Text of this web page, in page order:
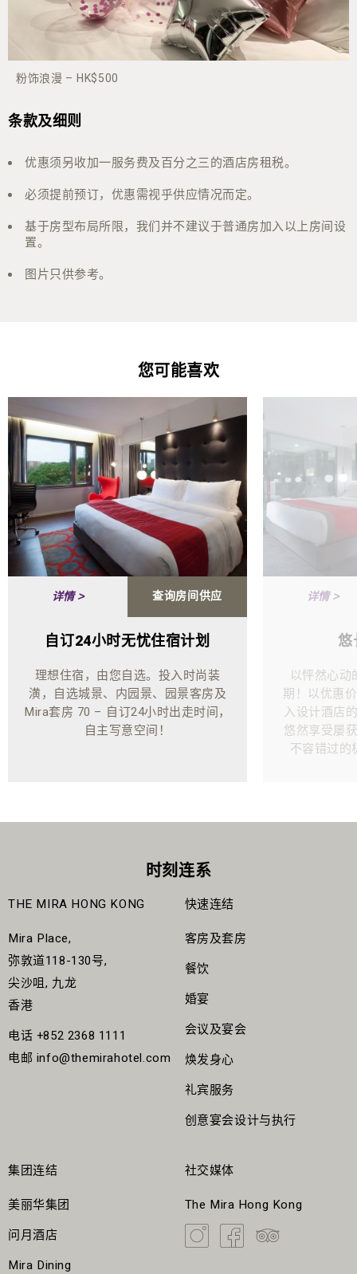
粉饰浪漫 – HK$500
条款及细则
优惠须另收加一服务费及百分之三的酒店房租税。
必须提前预订，优惠需视乎供应情况而定。
基于房型布局所限，我们并不建议于普通房加入以上房间设
置。
图片只供参考。
您可能喜欢
详情 > 查询房间供应
自订24小时无忧住宿计划
理想住宿，由您自选。投入时尚装
潢，自选城景、内园景、园景客房及
Mira套房 70 – 自订24小时出走时间，
自主写意空间！
详情 >
悠
以怦然心
期！以优惠
入设计酒店
悠然享受屡
不容错过的
时刻连系
THE MIRA HONG KONG
Mira Place,
弥敦道118-130号,
尖沙咀, 九龙
香港
电话 +852 2368 1111
电邮 info@themirahotel.com
集团连结
美丽华集团
问月酒店
Mira Dining
快速连结
客房及套房
餐饮
婚宴
会议及宴会
焕发身心
礼宾服务
创意宴会设计与执行
社交媒体
The Mira Hong Kong